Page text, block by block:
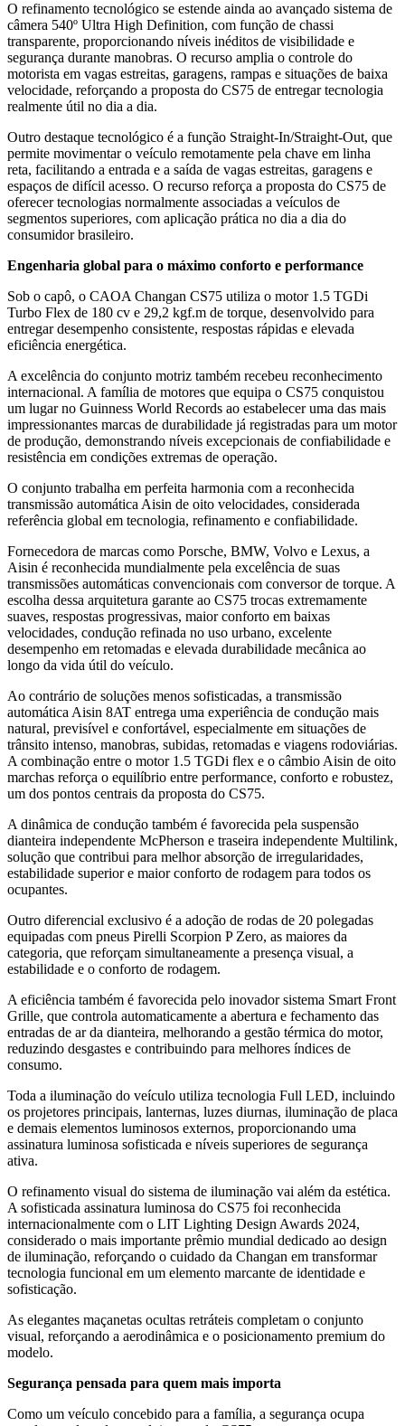
O refinamento tecnológico se estende ainda ao avançado sistema de
câmera 540º Ultra High Definition, com função de chassi
transparente, proporcionando níveis inéditos de visibilidade e
segurança durante manobras. O recurso amplia o controle do
motorista em vagas estreitas, garagens, rampas e situações de baixa
velocidade, reforçando a proposta do CS75 de entregar tecnologia
realmente útil no dia a dia.
Outro destaque tecnológico é a função Straight-In/Straight-Out, que
permite movimentar o veículo remotamente pela chave em linha
reta, facilitando a entrada e a saída de vagas estreitas, garagens e
espaços de difícil acesso. O recurso reforça a proposta do CS75 de
oferecer tecnologias normalmente associadas a veículos de
segmentos superiores, com aplicação prática no dia a dia do
consumidor brasileiro.
Engenharia global para o máximo conforto e performance
Sob o capô, o CAOA Changan CS75 utiliza o motor 1.5 TGDi
Turbo Flex de 180 cv e 29,2 kgf.m de torque, desenvolvido para
entregar desempenho consistente, respostas rápidas e elevada
eficiência energética.
A excelência do conjunto motriz também recebeu reconhecimento
internacional. A família de motores que equipa o CS75 conquistou
um lugar no Guinness World Records ao estabelecer uma das mais
impressionantes marcas de durabilidade já registradas para um motor
de produção, demonstrando níveis excepcionais de confiabilidade e
resistência em condições extremas de operação.
O conjunto trabalha em perfeita harmonia com a reconhecida
transmissão automática Aisin de oito velocidades, considerada
referência global em tecnologia, refinamento e confiabilidade.
Fornecedora de marcas como Porsche, BMW, Volvo e Lexus, a
Aisin é reconhecida mundialmente pela excelência de suas
transmissões automáticas convencionais com conversor de torque. A
escolha dessa arquitetura garante ao CS75 trocas extremamente
suaves, respostas progressivas, maior conforto em baixas
velocidades, condução refinada no uso urbano, excelente
desempenho em retomadas e elevada durabilidade mecânica ao
longo da vida útil do veículo.
Ao contrário de soluções menos sofisticadas, a transmissão
automática Aisin 8AT entrega uma experiência de condução mais
natural, previsível e confortável, especialmente em situações de
trânsito intenso, manobras, subidas, retomadas e viagens rodoviárias.
A combinação entre o motor 1.5 TGDi flex e o câmbio Aisin de oito
marchas reforça o equilíbrio entre performance, conforto e robustez,
um dos pontos centrais da proposta do CS75.
A dinâmica de condução também é favorecida pela suspensão
dianteira independente McPherson e traseira independente Multilink,
solução que contribui para melhor absorção de irregularidades,
estabilidade superior e maior conforto de rodagem para todos os
ocupantes.
Outro diferencial exclusivo é a adoção de rodas de 20 polegadas
equipadas com pneus Pirelli Scorpion P Zero, as maiores da
categoria, que reforçam simultaneamente a presença visual, a
estabilidade e o conforto de rodagem.
A eficiência também é favorecida pelo inovador sistema Smart Front
Grille, que controla automaticamente a abertura e fechamento das
entradas de ar da dianteira, melhorando a gestão térmica do motor,
reduzindo desgastes e contribuindo para melhores índices de
consumo.
Toda a iluminação do veículo utiliza tecnologia Full LED, incluindo
os projetores principais, lanternas, luzes diurnas, iluminação de placa
e demais elementos luminosos externos, proporcionando uma
assinatura luminosa sofisticada e níveis superiores de segurança
ativa.
O refinamento visual do sistema de iluminação vai além da estética.
A sofisticada assinatura luminosa do CS75 foi reconhecida
internacionalmente com o LIT Lighting Design Awards 2024,
considerado o mais importante prêmio mundial dedicado ao design
de iluminação, reforçando o cuidado da Changan em transformar
tecnologia funcional em um elemento marcante de identidade e
sofisticação.
As elegantes maçanetas ocultas retráteis completam o conjunto
visual, reforçando a aerodinâmica e o posicionamento premium do
modelo.
Segurança pensada para quem mais importa
Como um veículo concebido para a família, a segurança ocupa